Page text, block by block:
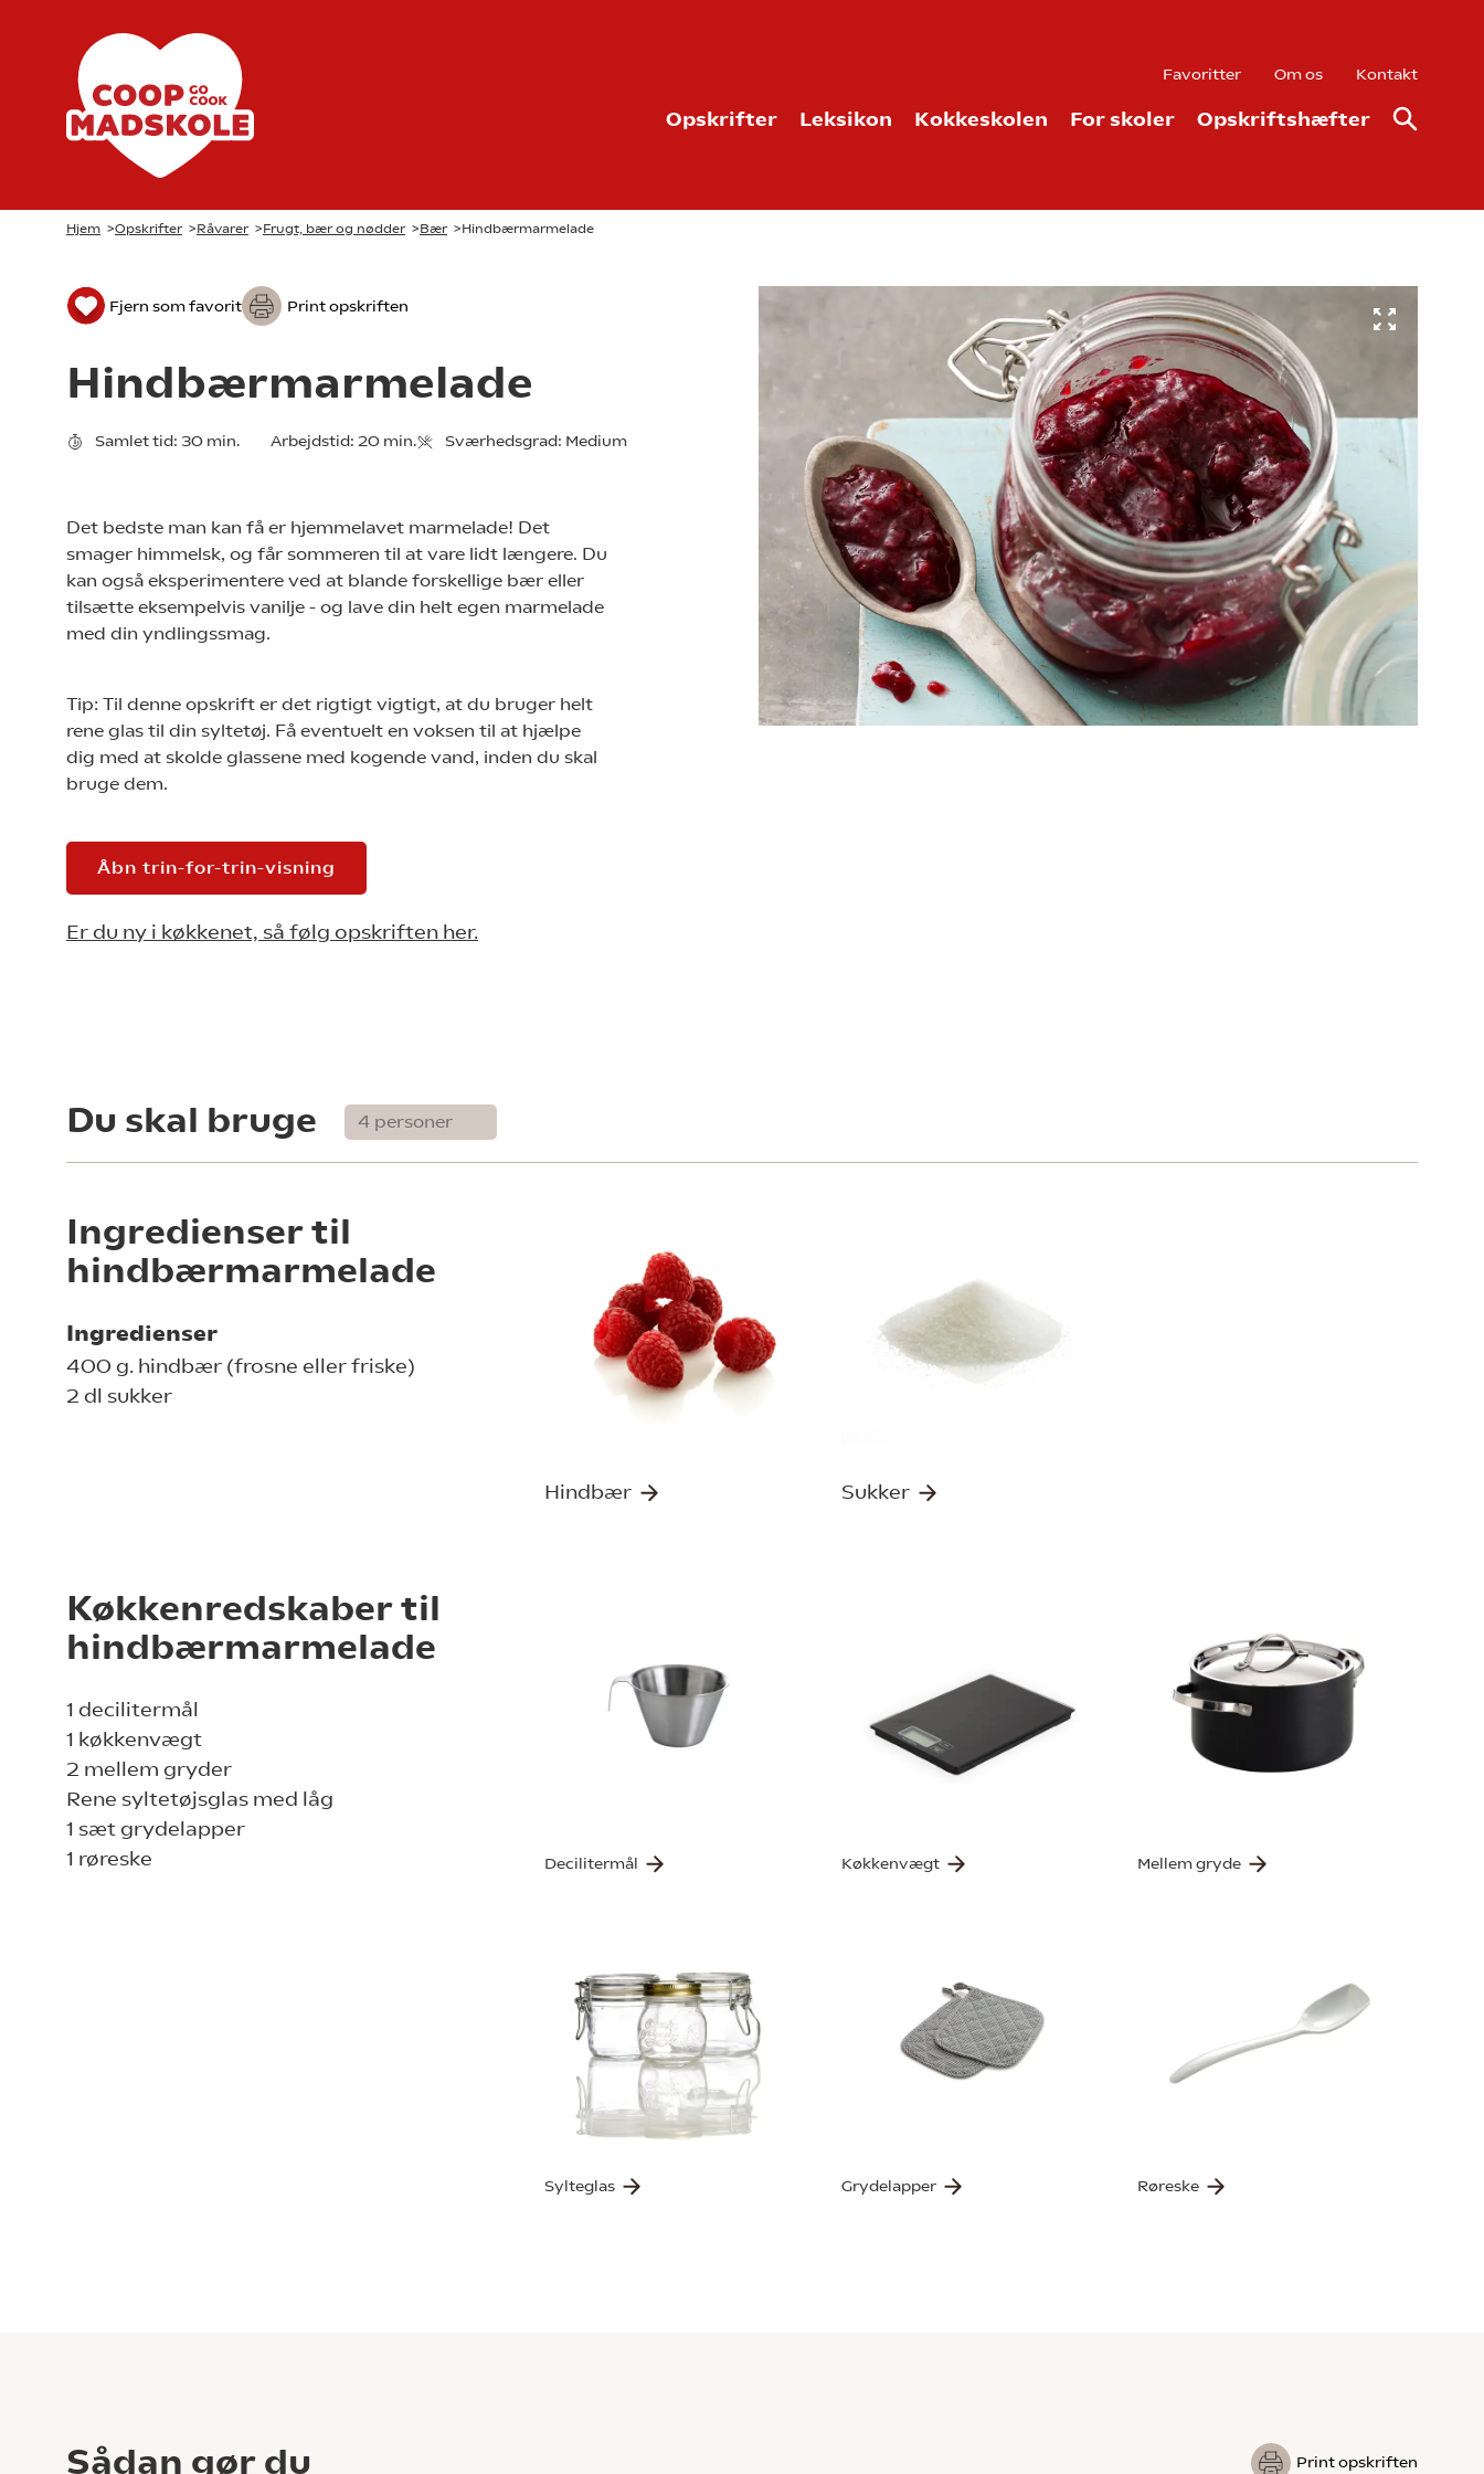
Favoritter Om os Kontakt
Opskrifter Leksikon Kokkeskolen For skoler Opskriftshæfter
Hjem >Opskrifter >Råvarer >Frugt, bær og nødder >Bær >Hindbærmarmelade
Fjern som favorit Print opskriften
Hindbærmarmelade
Samlet tid: 30 min. Arbejdstid: 20 min. Sværhedsgrad: Medium
Det bedste man kan få er hjemmelavet marmelade! Det
smager himmelsk, og får sommeren til at vare lidt længere. Du
kan også eksperimentere ved at blande forskellige bær eller
tilsætte eksempelvis vanilje - og lave din helt egen marmelade
med din yndlingssmag.
Tip: Til denne opskrift er det rigtigt vigtigt, at du bruger helt
rene glas til din syltetøj. Få eventuelt en voksen til at hjælpe
dig med at skolde glassene med kogende vand, inden du skal
bruge dem.
Åbn trin-for-trin-visning
Er du ny i køkkenet, så følg opskriften her.
Du skal bruge
Ingredienser til
hindbærmarmelade
Ingredienser
400 g. hindbær (frosne eller friske)
2 dl sukker
Hindbær Sukker
Køkkenredskaber til
hindbærmarmelade
1 decilitermål
1 køkkenvægt
2 mellem gryder
Rene syltetøjsglas med låg
1 sæt grydelapper
1 røreske
Decilitermål Køkkenvægt Mellem gryde
Sylteglas Grydelapper Røreske
Sådan gør du Print opskriften